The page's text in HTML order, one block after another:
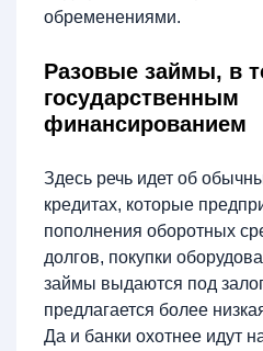
обременениями.
Разовые займы, в
государственным
финансированием
Здесь речь идет об
кредитах, которые
пополнения оборотных
долгов, покупки
займы выдаются под
предлагается более
Да и банки охотнее идут